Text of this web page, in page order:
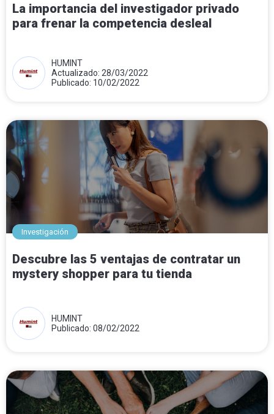
La importancia del investigador privado
para frenar la competencia desleal
HUMINT
Actualizado: 28/03/2022
Publicado: 10/02/2022
Investigación
Descubre las 5 ventajas de contratar un
mystery shopper para tu tienda
HUMINT
Publicado: 08/02/2022